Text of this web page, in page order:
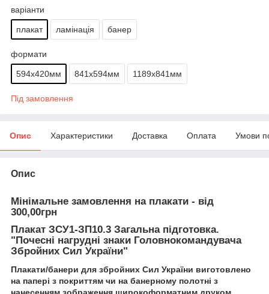
варіанти
плакат ламінація банер
формати
594х420мм 841х594мм 1189х841мм
Під замовлення
Опис Характеристики Доставка Оплата Умови
Опис
Мінімальне замовлення на плакати - від
300,00грн
Плакат ЗСУ1-ЗП10.3 Загальна підготовка.
"Почесні нагрудні знаки Головнокомандувача
Збройних Сил України"
Плакати/банери для збройних Сил України виготовлено
на папері з покриттям чи на банерному полотні з